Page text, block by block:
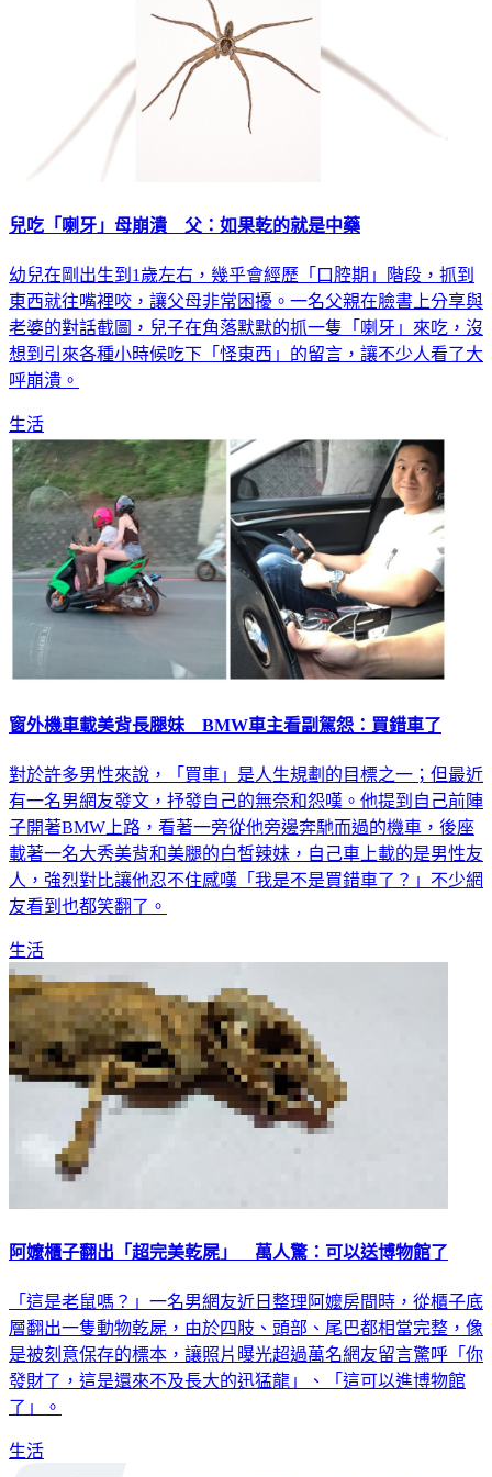
兒吃「喇牙」母崩潰 父：如果乾的就是中藥
幼兒在剛出生到1歲左右，幾乎會經歷「口腔期」階段，抓到
東西就往嘴裡咬，讓父母非常困擾。一名父親在臉書上分享與
老婆的對話截圖，兒子在角落默默的抓一隻「喇牙」來吃，沒
想到引來各種小時候吃下「怪東西」的留言，讓不少人看了大
呼崩潰。
生活
窗外機車載美背長腿妹 BMW車主看副駕怨：買錯車了
對於許多男性來說，「買車」是人生規劃的目標之一；但最近
有一名男網友發文，抒發自己的無奈和怨嘆。他提到自己前陣
子開著BMW上路，看著一旁從他旁邊奔馳而過的機車，後座
載著一名大秀美背和美腿的白皙辣妹，自己車上載的是男性友
人，強烈對比讓他忍不住感嘆「我是不是買錯車了？」不少網
友看到也都笑翻了。
生活
阿嬤櫃子翻出「超完美乾屍」 萬人驚：可以送博物館了
「這是老鼠嗎？」一名男網友近日整理阿嬤房間時，從櫃子底
層翻出一隻動物乾屍，由於四肢、頭部、尾巴都相當完整，像
是被刻意保存的標本，讓照片曝光超過萬名網友留言驚呼「你
發財了，這是還來不及長大的迅猛龍」、「這可以進博物館
了」。
生活